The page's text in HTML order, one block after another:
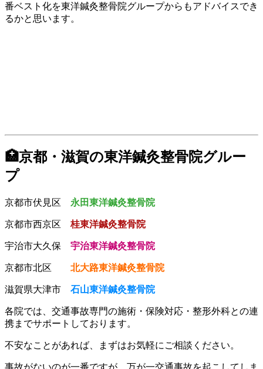
番ベスト化を東洋鍼灸整骨院グループからもアドバイスでき
るかと思います。
🏥京都・滋賀の東洋鍼灸整骨院グルー
プ
京都市伏見区 永田東洋鍼灸整骨院
京都市西京区 桂東洋鍼灸整骨院
宇治市大久保 宇治東洋鍼灸整骨院
京都市北区 北大路東洋鍼灸整骨院
滋賀県大津市 石山東洋鍼灸整骨院
各院では、交通事故専門の施術・保険対応・整形外科との連
携までサポートしております。
不安なことがあれば、まずはお気軽にご相談ください。
事故がないのが一番ですが、万が一交通事故を起こしてしま